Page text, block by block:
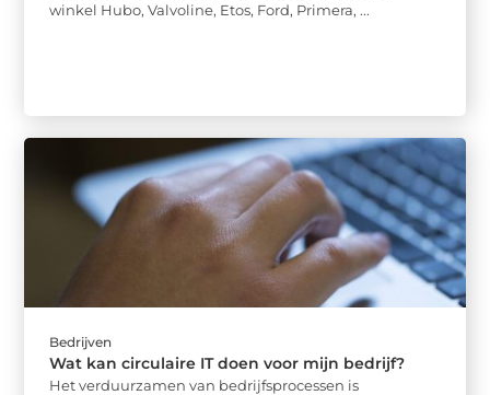
winkel Hubo, Valvoline, Etos, Ford, Primera, ...
Bedrijven
Wat kan circulaire IT doen voor mijn bedrijf?
Het verduurzamen van bedrijfsprocessen is